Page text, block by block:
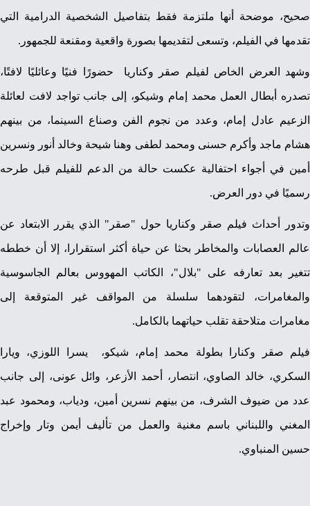
صحيح، موضحة أنها ملتزمة فقط بتفاصيل الشخصية الدرامية التي
تقدمها في الفيلم، وتسعى لتقديمها بصورة واقعية ومقنعة للجمهور.
وشهد العرض الخاص لفيلم صقر وكناريا حضورًا فنيًا وعائليًا لافتًا،
تصدره أبطال العمل محمد إمام وشيكو، إلى جانب تواجد لافت لعائلة
الزعيم عادل إمام، وعدد من نجوم الفن وصناع السينما، من بينهم
هشام ماجد وأكرم حسنى ومحمد لطفى وهنا شيحة وخالد أنور ونسرين
أمين في أجواء احتفالية عكست حالة من الدعم للفيلم قبل طرحه
رسميًا في دور العرض.
وتدور أحداث فيلم صقر وكناريا حول "صقر" الذي يقرر الابتعاد عن
عالم العصابات والمخاطر بحثا عن حياة أكثر استقرارا، إلا أن خططه
تتغير بعد تعارفه على "بلال"، الكاتب المهووس بعالم الجاسوسية
والمغامرات، لتقودهما سلسلة من المواقف غير المتوقعة إلى
مغامرات متلاحقة تقلب حياتهما بالكامل.
فيلم صقر وكنارا بطولة محمد إمام، شيكو، يسرا اللوزي، ويارا
السكري، خالد الصاوي، انتصار، أحمد الأزعر، وائل عونى، إلى جانب
عدد من ضيوف الشرف، من بينهم نسرين أمين، ودياب، ومحمود عبد
المغني واللبناني باسم مغنية والعمل من تأليف أيمن وتار وإخراج
حسين المنباوي.